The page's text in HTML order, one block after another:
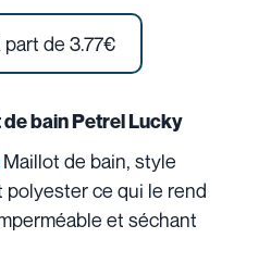
de 3.77€
de bain Petrel Lucky
Maillot de bain, style
polyester ce qui le rend
et séchant